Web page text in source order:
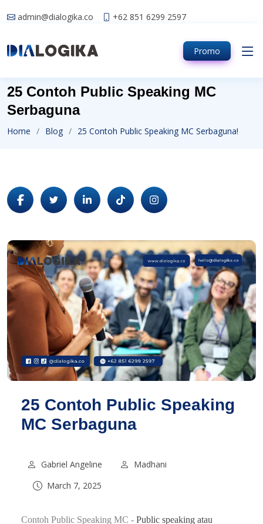
admin@dialogika.co +62 851 6299 2597
Promo
25 Contoh Public Speaking MC
Serbaguna
Home Blog 25 Contoh Public Speaking MC Serbaguna!
25 Contoh Public Speaking
MC Serbaguna
Gabriel Angeline
Madhani
March 7, 2025
Contoh Public Speaking MC - Public speaking atau